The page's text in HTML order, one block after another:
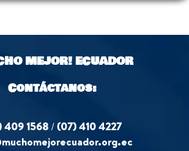
MEJOR!ECUADOR
Contáctanos:
409 1568 /(07) 410 4227